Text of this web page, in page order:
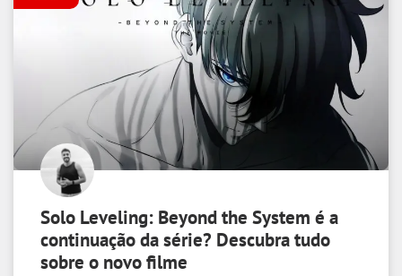
Solo Leveling: Beyond the System é a
continuação da série? Descubra tudo
sobre o novo filme